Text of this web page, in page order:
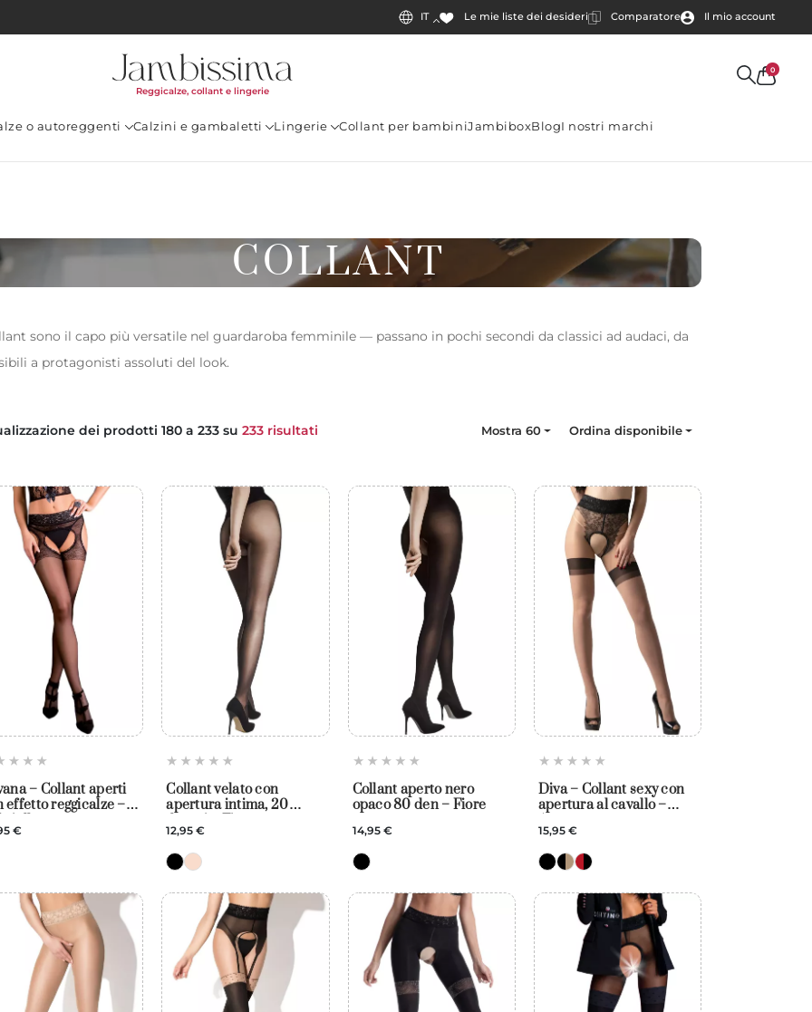
IT Le mie liste dei desideri Comparatore Il mio account
o autoreggenti Calzini e gambaletti Lingerie Collant per bambiniJambiboxBlogI nostri marchi
Reggicalze, collant e lingerie
0
COLLANT
sono il capo più versatile nel guardaroba femminile — passano in pochi secondi da classici ad audaci, da
a protagonisti assoluti del look.
dei prodotti 180 a 233 su 233 risultati Mostra 60 Ordina disponibile
– Collant aperti
effetto reggicalze –
€
Collant velato con
apertura intima, 20
12,95 €
Collant aperto nero
opaco 80 den – Fiore
14,95 €
Diva – Collant sexy con
apertura al cavallo –
15,95 €